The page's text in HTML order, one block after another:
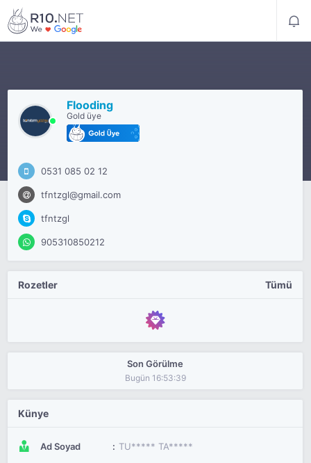
Flooding
Gold üye
0531 085 02 12
tfntzgl@gmail.com
tfntzgl
905310850212
Rozetler Tümü
Son Görülme
Bugün 16:53:39
Künye
Ad Soyad TU***** TA*****